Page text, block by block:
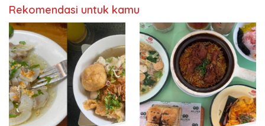
Rekomendasi untuk kamu